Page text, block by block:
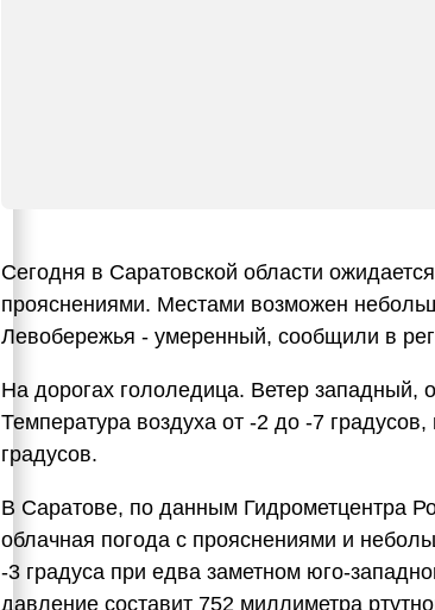
Сегодня в Саратовской области
прояснениями. Местами возможен
Левобережья - умеренный, сообщили в
На дорогах гололедица. Ветер западный,
Температура воздуха от -2 до -7
градусов.
В Саратове, по данным Гидрометцентра
облачная погода с прояснениями и
-3 градуса при едва заметном юго-
давление составит 752 миллиметра